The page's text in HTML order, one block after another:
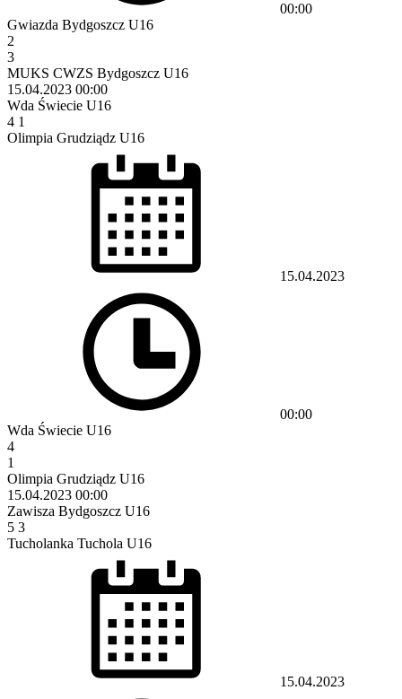
00:00
Gwiazda Bydgoszcz U16
2
3
MUKS CWZS Bydgoszcz U16
15.04.2023 00:00
Wda Świecie U16
4 1
Olimpia Grudziądz U16
15.04.2023
00:00
Wda Świecie U16
4
1
Olimpia Grudziądz U16
15.04.2023 00:00
Zawisza Bydgoszcz U16
5 3
Tucholanka Tuchola U16
15.04.2023